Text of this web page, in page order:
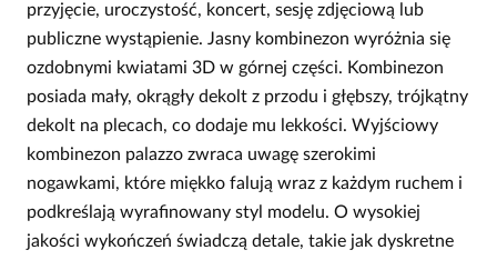
przyjęcie, uroczystość, koncert, sesję zdjęciową lub
publiczne wystąpienie. Jasny kombinezon wyróżnia się
ozdobnymi kwiatami 3D w górnej części. Kombinezon
posiada mały, okrągły dekolt z przodu i głębszy, trójkątny
dekolt na plecach, co dodaje mu lekkości. Wyjściowy
kombinezon palazzo zwraca uwagę szerokimi
nogawkami, które miękko falują wraz z każdym ruchem i
podkreślają wyrafinowany styl modelu. O wysokiej
jakości wykończeń świadczą detale, takie jak dyskretne